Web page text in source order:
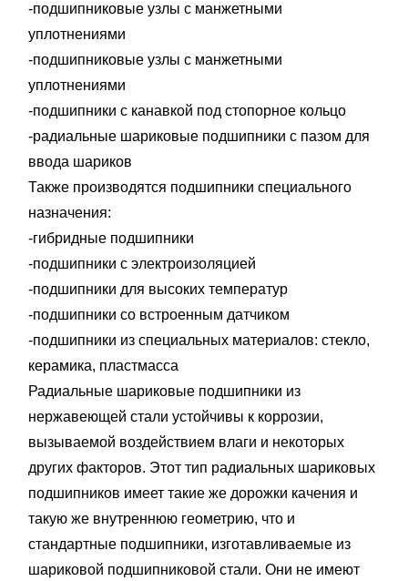
-подшипниковые узлы с манжетными
уплотнениями
-подшипниковые узлы с манжетными
уплотнениями
-подшипники с канавкой под стопорное кольцо
-радиальные шариковые подшипники с пазом для
ввода шариков
Также производятся подшипники специального
назначения:
-гибридные подшипники
-подшипники с электроизоляцией
-подшипники для высоких температур
-подшипники сo встроенным датчиком
-подшипники из специальных материалов: стекло,
керамика, пластмасса
Радиальные шариковые подшипники из
нержавеющей стали устойчивы к коррозии,
вызываемой воздействием влаги и некоторых
других факторов. Этот тип радиальных шариковых
подшипников имеет такие же дорожки качения и
такую же внутреннюю геометрию, что и
стандартные подшипники, изготавливаемые из
шариковой подшипниковой стали. Они не имеют